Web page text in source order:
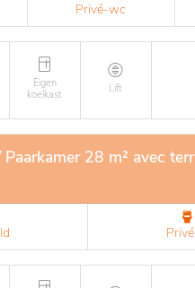
Privé-wc
Eigen
koelkast
Lift
28 m² avec